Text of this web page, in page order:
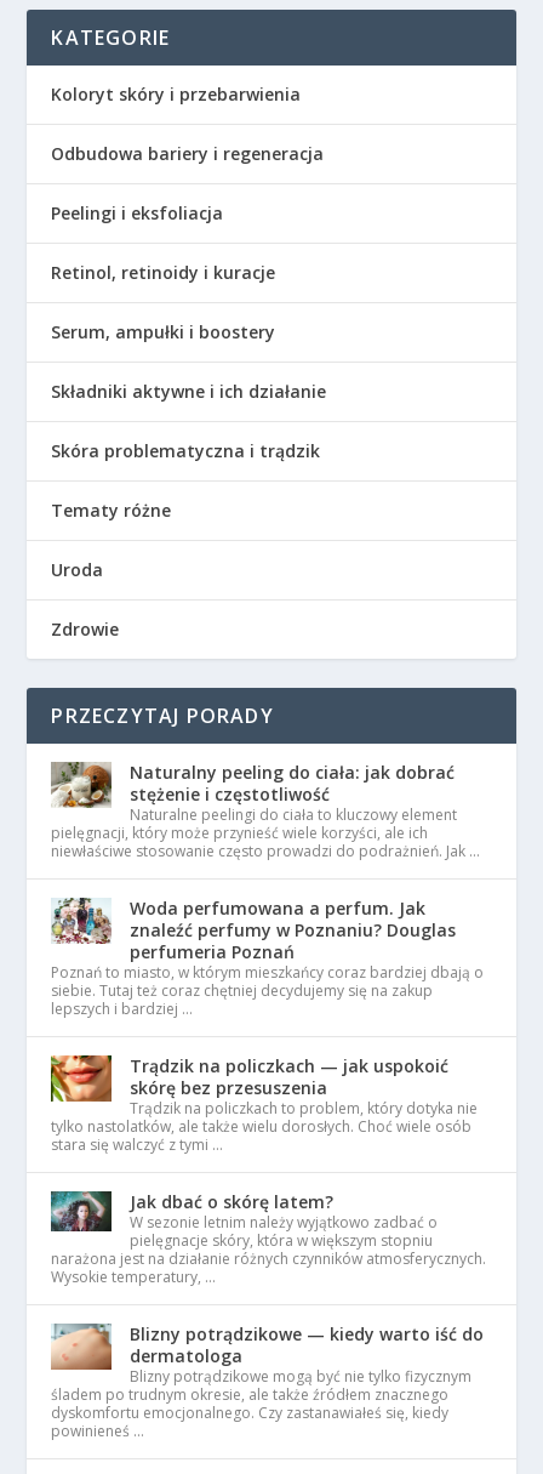
KATEGORIE
Koloryt skóry i przebarwienia
Odbudowa bariery i regeneracja
Peelingi i eksfoliacja
Retinol, retinoidy i kuracje
Serum, ampułki i boostery
Składniki aktywne i ich działanie
Skóra problematyczna i trądzik
Tematy różne
Uroda
Zdrowie
PRZECZYTAJ PORADY
Naturalny peeling do ciała: jak dobrać
stężenie i częstotliwość
Naturalne peelingi do ciała to kluczowy element
pielęgnacji, który może przynieść wiele korzyści, ale ich
niewłaściwe stosowanie często prowadzi do podrażnień. Jak …
Woda perfumowana a perfum. Jak
znaleźć perfumy w Poznaniu? Douglas
perfumeria Poznań
Poznań to miasto, w którym mieszkańcy coraz bardziej dbają o
siebie. Tutaj też coraz chętniej decydujemy się na zakup
lepszych i bardziej …
Trądzik na policzkach — jak uspokoić
skórę bez przesuszenia
Trądzik na policzkach to problem, który dotyka nie
tylko nastolatków, ale także wielu dorosłych. Choć wiele osób
stara się walczyć z tymi …
Jak dbać o skórę latem?
W sezonie letnim należy wyjątkowo zadbać o
pielęgnacje skóry, która w większym stopniu
narażona jest na działanie różnych czynników atmosferycznych.
Wysokie temperatury, …
Blizny potrądzikowe — kiedy warto iść do
dermatologa
Blizny potrądzikowe mogą być nie tylko fizycznym
śladem po trudnym okresie, ale także źródłem znacznego
dyskomfortu emocjonalnego. Czy zastanawiałeś się, kiedy
powinieneś …